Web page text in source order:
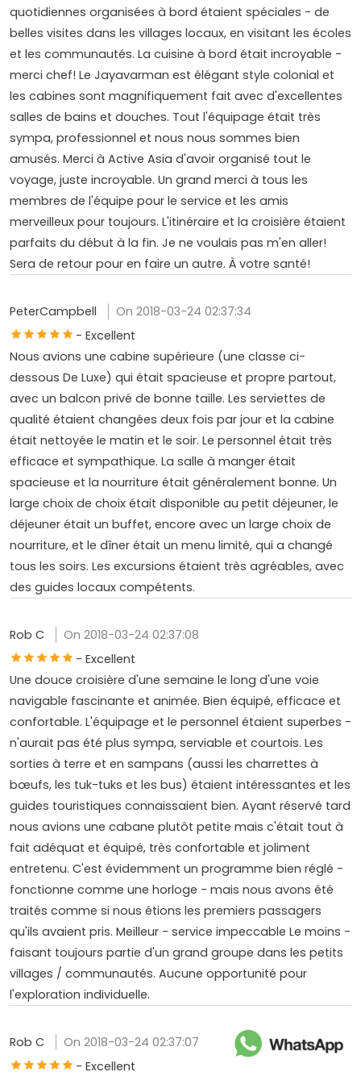
quotidiennes organisées à bord étaient spéciales - de
belles visites dans les villages locaux, en visitant les écoles
et les communautés. La cuisine à bord était incroyable -
merci chef! Le Jayavarman est élégant style colonial et
les cabines sont magnifiquement fait avec d'excellentes
salles de bains et douches. Tout l'équipage était très
sympa, professionnel et nous nous sommes bien
amusés. Merci à Active Asia d'avoir organisé tout le
voyage, juste incroyable. Un grand merci à tous les
membres de l'équipe pour le service et les amis
merveilleux pour toujours. L'itinéraire et la croisière étaient
parfaits du début à la fin. Je ne voulais pas m'en aller!
Sera de retour pour en faire un autre. À votre santé!
PeterCampbell
On 2018-03-24 02:37:34
- Excellent
Nous avions une cabine supérieure (une classe ci-
dessous De Luxe) qui était spacieuse et propre partout,
avec un balcon privé de bonne taille. Les serviettes de
qualité étaient changées deux fois par jour et la cabine
était nettoyée le matin et le soir. Le personnel était très
efficace et sympathique. La salle à manger était
spacieuse et la nourriture était généralement bonne. Un
large choix de choix était disponible au petit déjeuner, le
déjeuner était un buffet, encore avec un large choix de
nourriture, et le dîner était un menu limité, qui a changé
tous les soirs. Les excursions étaient très agréables, avec
des guides locaux compétents.
Rob C
On 2018-03-24 02:37:08
- Excellent
Une douce croisière d'une semaine le long d'une voie
navigable fascinante et animée. Bien équipé, efficace et
confortable. L'équipage et le personnel étaient superbes -
n'aurait pas été plus sympa, serviable et courtois. Les
sorties à terre et en sampans (aussi les charrettes à
bœufs, les tuk-tuks et les bus) étaient intéressantes et les
guides touristiques connaissaient bien. Ayant réservé tard
nous avions une cabane plutôt petite mais c'était tout à
fait adéquat et équipé, très confortable et joliment
entretenu. C'est évidemment un programme bien réglé -
fonctionne comme une horloge - mais nous avons été
traités comme si nous étions les premiers passagers
qu'ils avaient pris. Meilleur - service impeccable Le moins -
faisant toujours partie d'un grand groupe dans les petits
villages / communautés. Aucune opportunité pour
l'exploration individuelle.
Rob C
On 2018-03-24 02:37:07
- Excellent